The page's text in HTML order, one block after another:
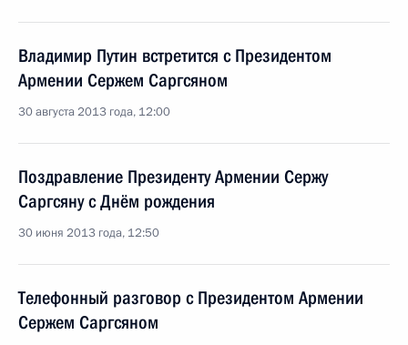
Владимир Путин встретится с Президентом
Армении Сержем Саргсяном
30 августа 2013 года, 12:00
Поздравление Президенту Армении Сержу
Саргсяну с Днём рождения
30 июня 2013 года, 12:50
Телефонный разговор с Президентом Армении
Сержем Саргсяном